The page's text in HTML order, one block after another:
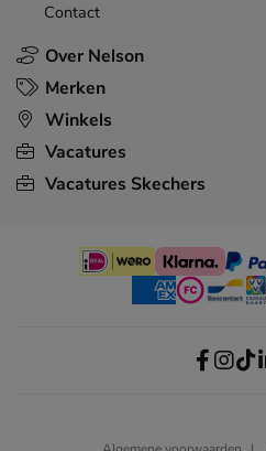
Over Nelson
Contact
Merken
Winkels
Vacatures
Vacatures Skechers